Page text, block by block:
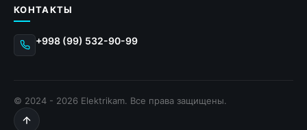
КОНТАКТЫ
+998 (99) 532-90-99
© 2024 - 2026 Elektrikam. Все права защищены.